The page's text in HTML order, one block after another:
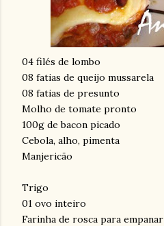
04 filés de lombo
08 fatias de queijo mussarela
08 fatias de presunto
Molho de tomate pronto
100g de bacon picado
Cebola, alho, pimenta
Manjericão
Trigo
01 ovo inteiro
Farinha de rosca para empanar